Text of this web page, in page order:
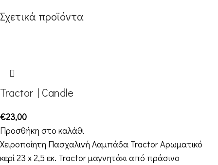
Σχετικά προϊόντα
Tractor | Candle
€23,00
Προσθήκη στο καλάθι
Χειροποίητη Πασχαλινή Λαμπάδα Tractor Αρωματικό
κερί 23 x 2,5 εκ. Tractor μαγνητάκι από πράσινο